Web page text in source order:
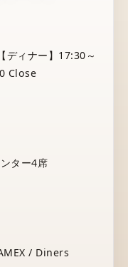
ディナー】17:30～
Close
ター4席
/ Diners